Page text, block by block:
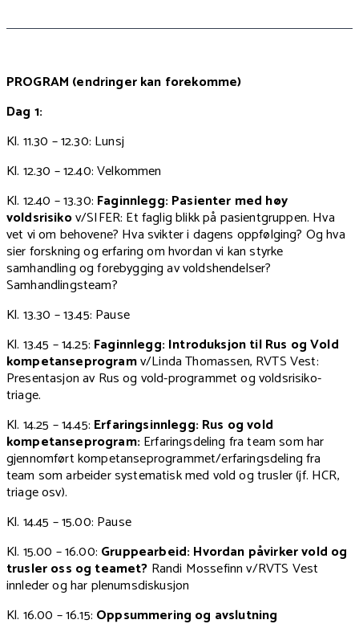
PROGRAM (endringer kan forekomme)
Dag 1:
Kl. 11.30 – 12.30: Lunsj
Kl. 12.30 – 12.40: Velkommen
Kl. 12.40 – 13.30: Faginnlegg: Pasienter med høy
voldsrisikov/SIFER: Et faglig blikk på pasientgruppen. Hva
vet vi om behovene? Hva svikter i dagens oppfølging? Og hva
sier forskning og erfaring om hvordan vi kan styrke
samhandling og forebygging av voldshendelser?
Samhandlingsteam?
Kl. 13.30 – 13.45: Pause
Kl. 13.45 – 14.25: Faginnlegg: Introduksjon til Rus og Vold
kompetanseprogramv/Linda Thomassen, RVTS Vest:
Presentasjon av Rus og vold-programmet og voldsrisiko-
triage.
Kl. 14.25 – 14.45: Erfaringsinnlegg: Rus og vold
kompetanseprogram: Erfaringsdeling fra team som har
gjennomført kompetanseprogrammet/erfaringsdeling fra
team som arbeider systematisk med vold og trusler (jf. HCR,
triage osv).
Kl. 14.45 – 15.00: Pause
Kl. 15.00 – 16.00: Gruppearbeid: Hvordan påvirker vold og
trusler oss og teamet? Randi Mossefinn v/RVTS Vest
innleder og har plenumsdiskusjon
Kl. 16.00 – 16.15: Oppsummering og avslutning